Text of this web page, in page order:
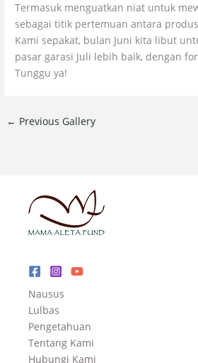
Termasuk menguatkan niat untuk
sebagai titik pertemuan antara
Kami sepakat, bulan Juni kita libut
pasar garasi Juli lebih baik, dengan
Tunggu ya!
← Previous Gallery
Nausus
Lulbas
Pengetahuan
Tentang Kami
Hubungi Kami